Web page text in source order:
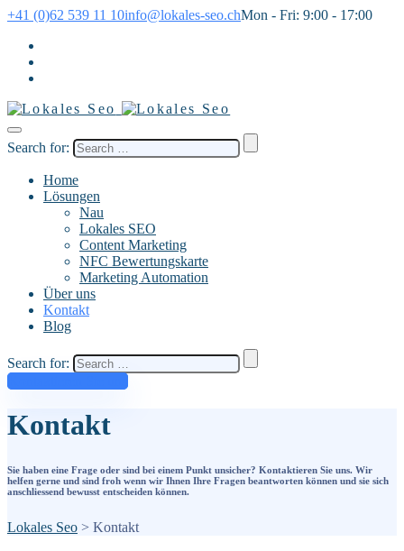
+41 (0)62 539 11 10info@lokales-seo.chMon - Fri: 9:00 - 17:00
Search for:
Home
Lösungen
Nau
Lokales SEO
Content Marketing
NFC Bewertungskarte
Marketing Automation
Über uns
Kontakt
Blog
Search for:
Kontakt
Sie haben eine Frage oder sind bei einem Punkt unsicher? Kontaktieren Sie uns. Wir
helfen gerne und sind froh wenn wir Ihnen Ihre Fragen beantworten können und sie sich
anschliessend bewusst entscheiden können.
Lokales Seo > Kontakt